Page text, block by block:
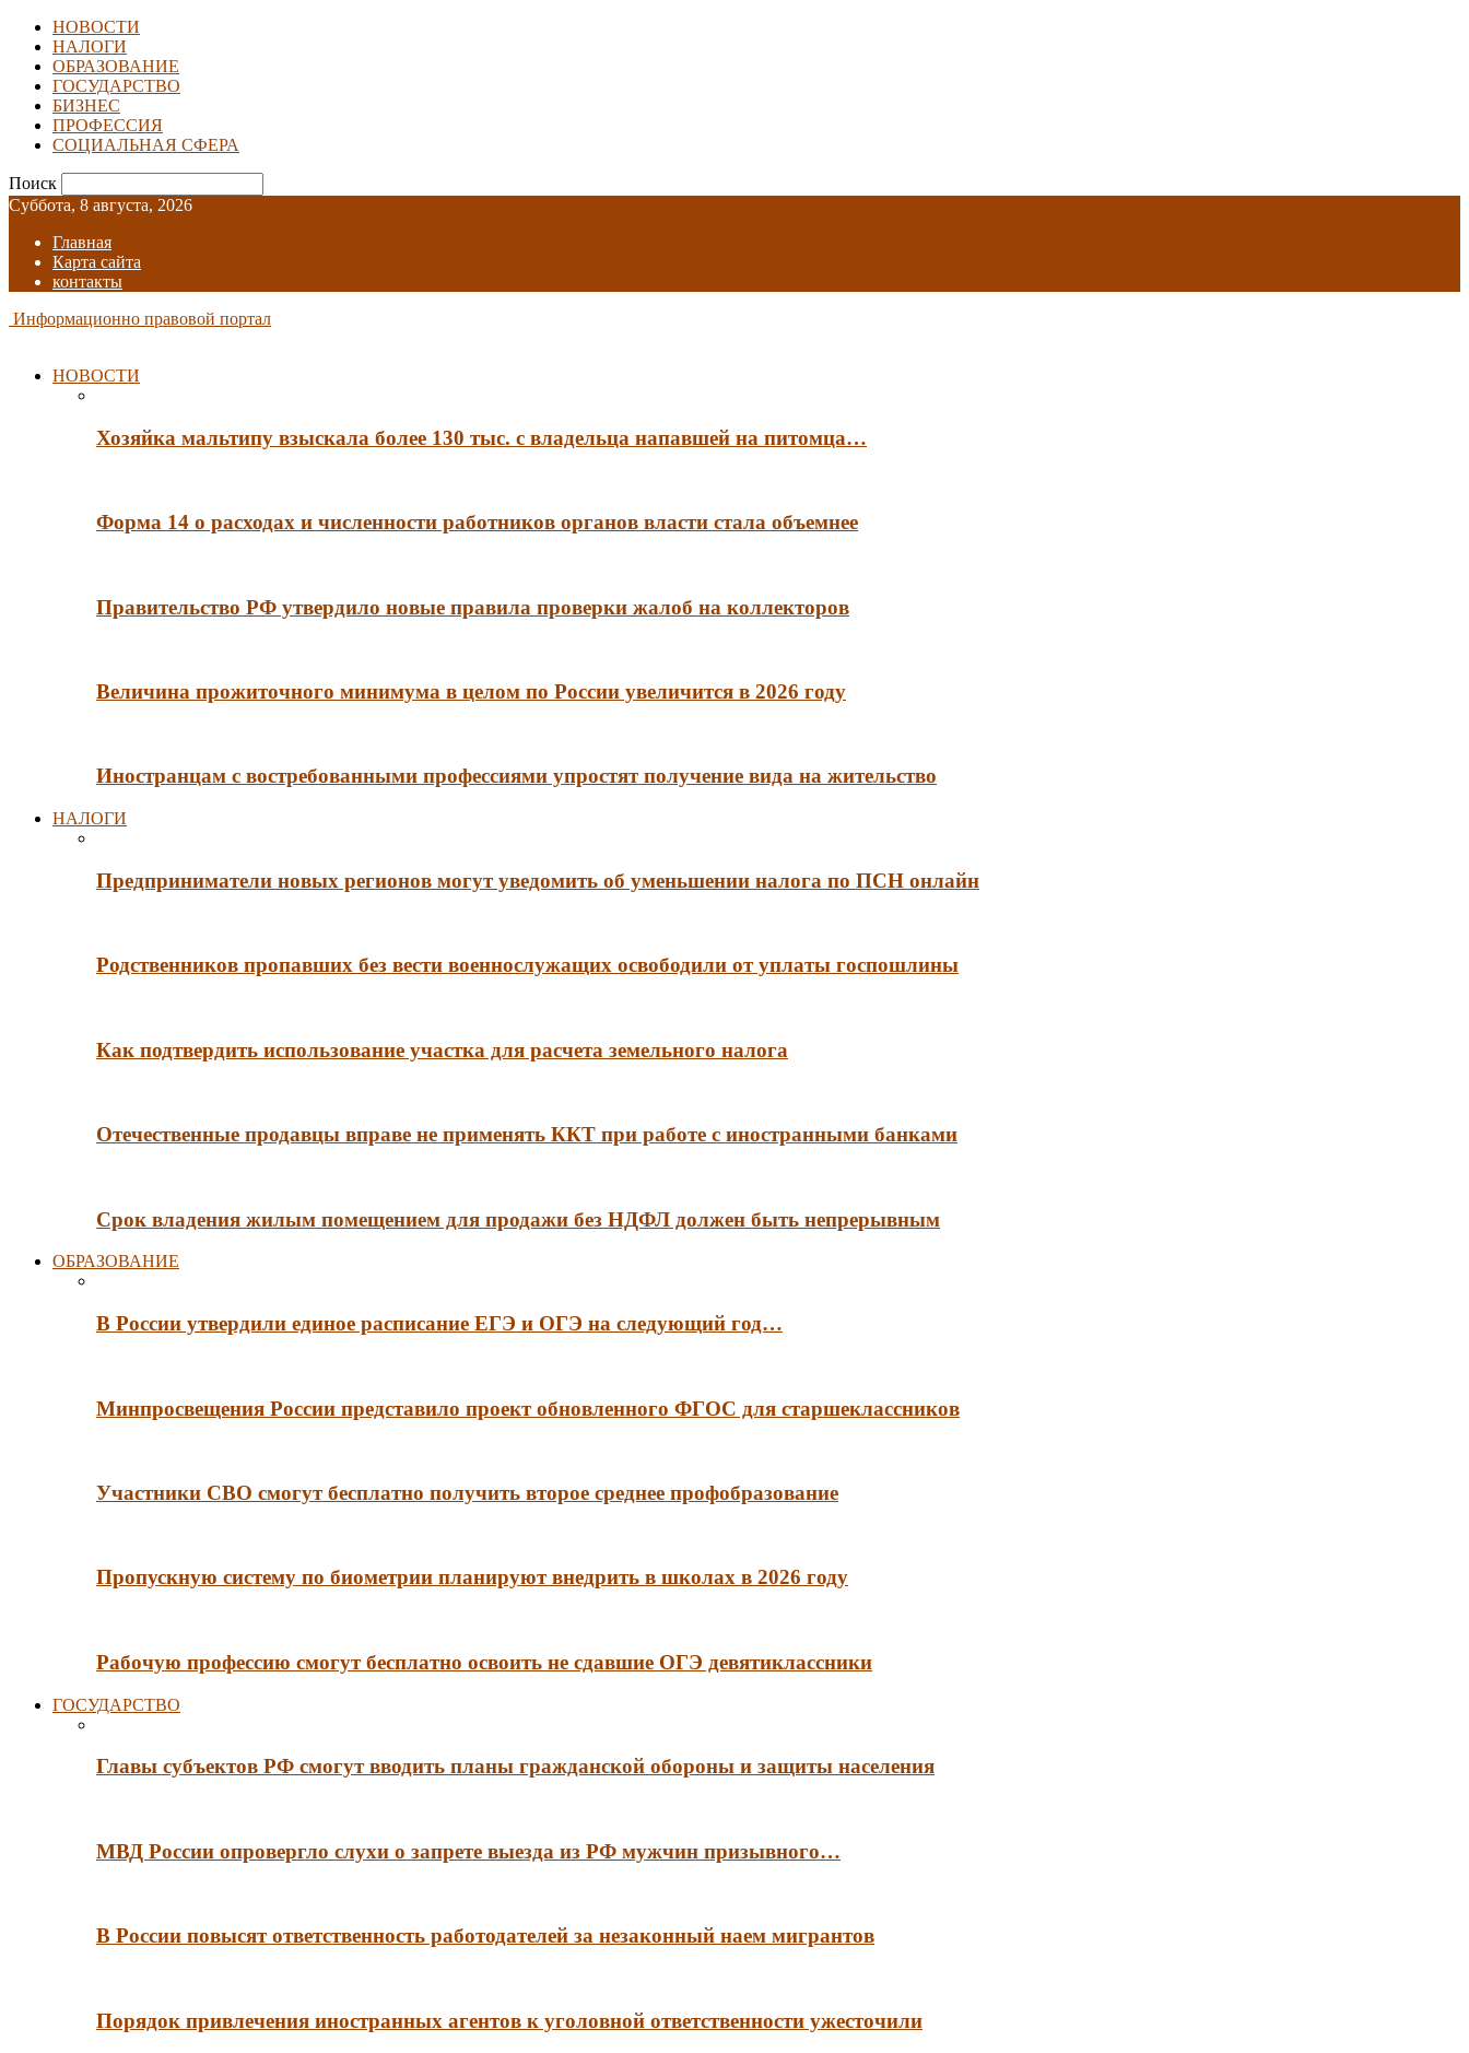
НОВОСТИ
НАЛОГИ
ОБРАЗОВАНИЕ
ГОСУДАРСТВО
БИЗНЕС
ПРОФЕССИЯ
СОЦИАЛЬНАЯ СФЕРА
Поиск
Суббота, 8 августа, 2026
Главная
Карта сайта
контакты
Информационно правовой портал
НОВОСТИ
Хозяйка мальтипу взыскала более 130 тыс. с владельца напавшей на питомца…
Форма 14 о расходах и численности работников органов власти стала объемнее
Правительство РФ утвердило новые правила проверки жалоб на коллекторов
Величина прожиточного минимума в целом по России увеличится в 2026 году
Иностранцам с востребованными профессиями упростят получение вида на жительство
НАЛОГИ
Предприниматели новых регионов могут уведомить об уменьшении налога по ПСН онлайн
Родственников пропавших без вести военнослужащих освободили от уплаты госпошлины
Как подтвердить использование участка для расчета земельного налога
Отечественные продавцы вправе не применять ККТ при работе с иностранными банками
Срок владения жилым помещением для продажи без НДФЛ должен быть непрерывным
ОБРАЗОВАНИЕ
В России утвердили единое расписание ЕГЭ и ОГЭ на следующий год…
Минпросвещения России представило проект обновленного ФГОС для старшеклассников
Участники СВО смогут бесплатно получить второе среднее профобразование
Пропускную систему по биометрии планируют внедрить в школах в 2026 году
Рабочую профессию смогут бесплатно освоить не сдавшие ОГЭ девятиклассники
ГОСУДАРСТВО
Главы субъектов РФ смогут вводить планы гражданской обороны и защиты населения
МВД России опровергло слухи о запрете выезда из РФ мужчин призывного…
В России повысят ответственность работодателей за незаконный наем мигрантов
Порядок привлечения иностранных агентов к уголовной ответственности ужесточили